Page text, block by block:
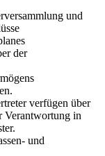
und
der
verfügen über
Verantwortung in
und